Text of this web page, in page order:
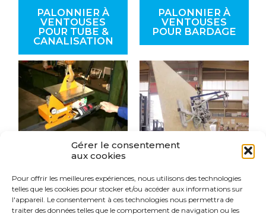
Gérer le consentement
aux cookies
Pour offrir les meilleures expériences, nous utilisons des technologies
telles que les cookies pour stocker et/ou accéder aux informations sur
l'appareil. Le consentement à ces technologies nous permettra de
traiter des données telles que le comportement de navigation ou les
PALONNIER À
VENTOUSES
POUR TUBE &
CANALISATION
PALONNIER À
VENTOUSES
POUR BARDAGE
PALONNIER À
VENTOUSES
POUR POUTRE
(MÉTAL)
PALONNIER À
VENTOUSES
POUR PLAQUES
ET PANNEAUX